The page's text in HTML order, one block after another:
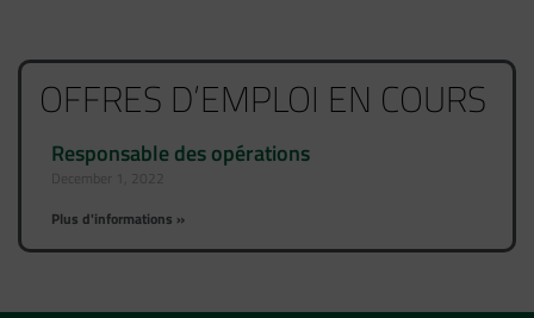
OFFRES D’EMPLOI EN COURS
Responsable des opérations
December 1, 2022
Plus d'informations »